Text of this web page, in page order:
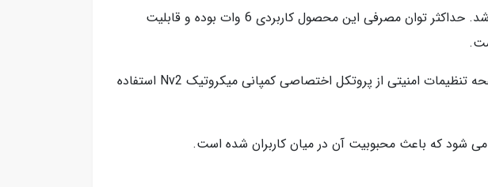
دستگاه SXTsq Lite5 میکروتیک دارای ابعاد 34*129*129 میلی متر و وزن 295 گرم می باشد. حداکثر توان مصرفی این محصول کاربردی 6 وات بوده و قابلیت
اگر می خواهید دستگاه SXTsq Lite5 دارای حداکثر میزان بهره وری باشد، می توانید در صفحه تنظیمات امنیتی از پروتکل اختصاصی کمپانی میکروتیک Nv2 استفاده